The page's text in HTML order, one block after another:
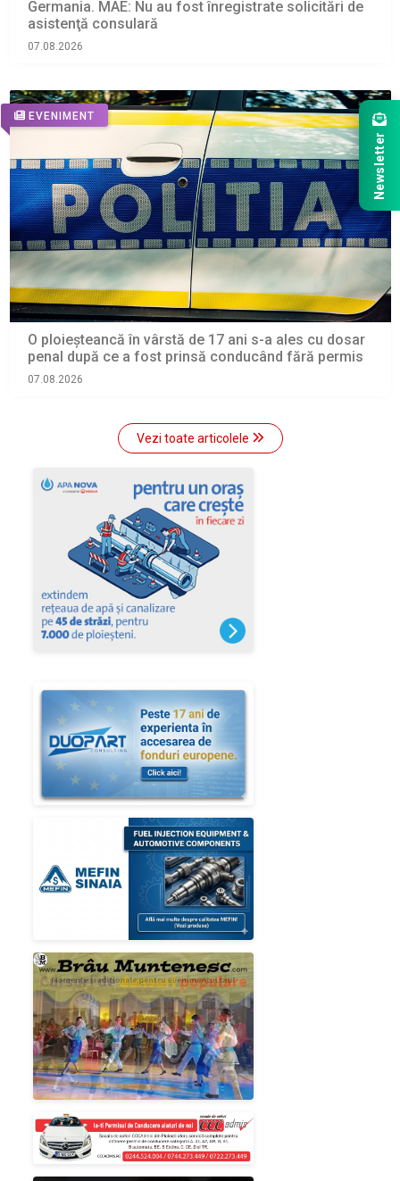
Germania. MAE: Nu au fost înregistrate solicitări de
asistenţă consulară
07.08.2026
EVENIMENT
O ploieșteancă în vârstă de 17 ani s-a ales cu dosar
penal după ce a fost prinsă conducând fără permis
07.08.2026
Vezi toate articolele
Newsletter